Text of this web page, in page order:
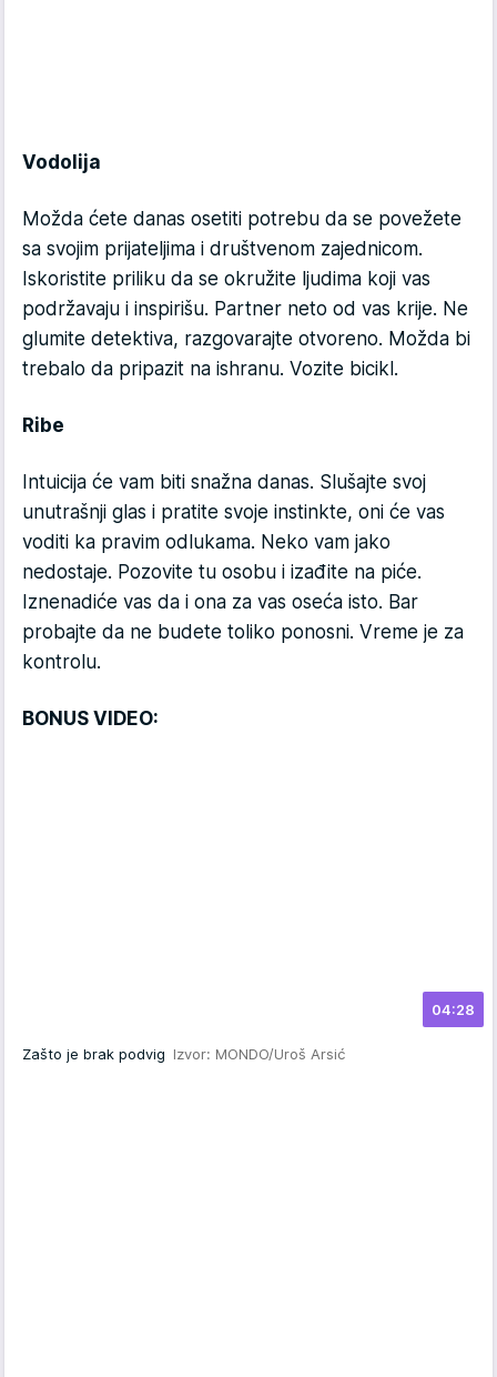
Vodolija
Možda ćete danas osetiti potrebu da se povežete
sa svojim prijateljima i društvenom zajednicom.
Iskoristite priliku da se okružite ljudima koji vas
podržavaju i inspirišu. Partner neto od vas krije. Ne
glumite detektiva, razgovarajte otvoreno. Možda bi
trebalo da pripazit na ishranu. Vozite bicikl.
Ribe
Intuicija će vam biti snažna danas. Slušajte svoj
unutrašnji glas i pratite svoje instinkte, oni će vas
voditi ka pravim odlukama. Neko vam jako
nedostaje. Pozovite tu osobu i izađite na piće.
Iznenadiće vas da i ona za vas oseća isto. Bar
probajte da ne budete toliko ponosni. Vreme je za
kontrolu.
BONUS VIDEO:
04:28
Zašto je brak podvig Izvor: MONDO/Uroš Arsić